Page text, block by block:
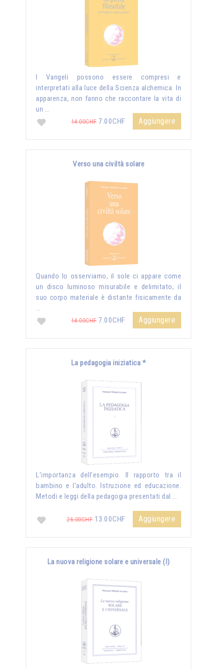
I Vangeli possono essere compresi e
interpretati alla luce della Scienza alchemica. In
apparenza, non fanno che raccontare la vita di
un …
14.00CHF7.00CHF Aggiungere
Verso una civiltà solare
Quando lo osserviamo, il sole ci appare come
un disco luminoso misurabile e delimitato; il
suo corpo materiale è distante fisicamente da
…
14.00CHF7.00CHF Aggiungere
La pedagogia iniziatica *
L’importanza dell’esempio. Il rapporto tra il
bambino e l'adulto. Istruzione ed educazione.
Metodi e leggi della pedagogia presentati dal …
26.00CHF 13.00CHF Aggiungere
La nuova religione solare e universale (I)